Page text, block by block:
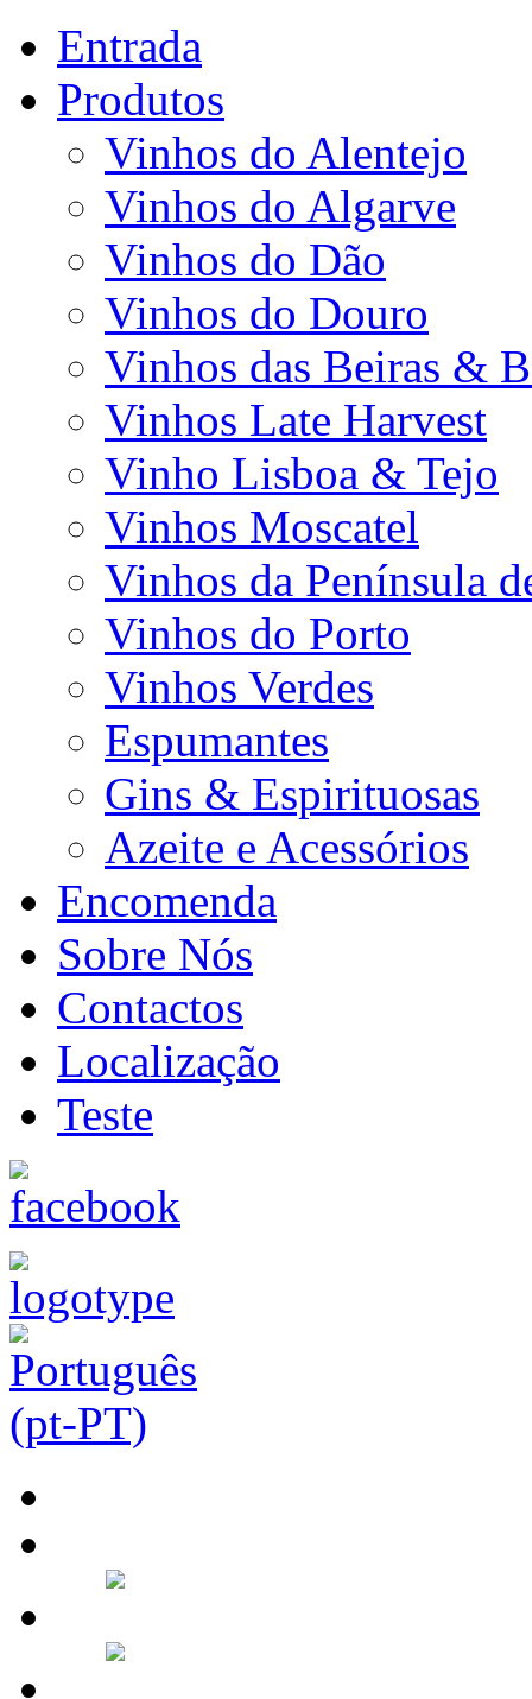
Entrada
Produtos
Vinhos do Alentejo
Vinhos do Algarve
Vinhos do Dão
Vinhos do Douro
Vinhos das Beiras &
Vinhos Late Harvest
Vinho Lisboa & Tejo
Vinhos Moscatel
Vinhos da Península
Vinhos do Porto
Vinhos Verdes
Espumantes
Gins & Espirituosas
Azeite e Acessórios
Encomenda
Sobre Nós
Contactos
Localização
Teste